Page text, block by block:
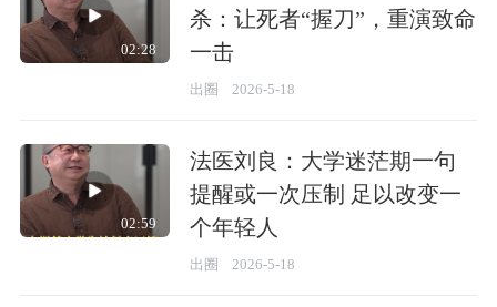
02:28
杀：让死者“握刀”，重演致命
一击
出圈 2026-5-18
02:59
法医刘良：大学迷茫期一句
提醒或一次压制 足以改变一
个年轻人
出圈 2026-5-18